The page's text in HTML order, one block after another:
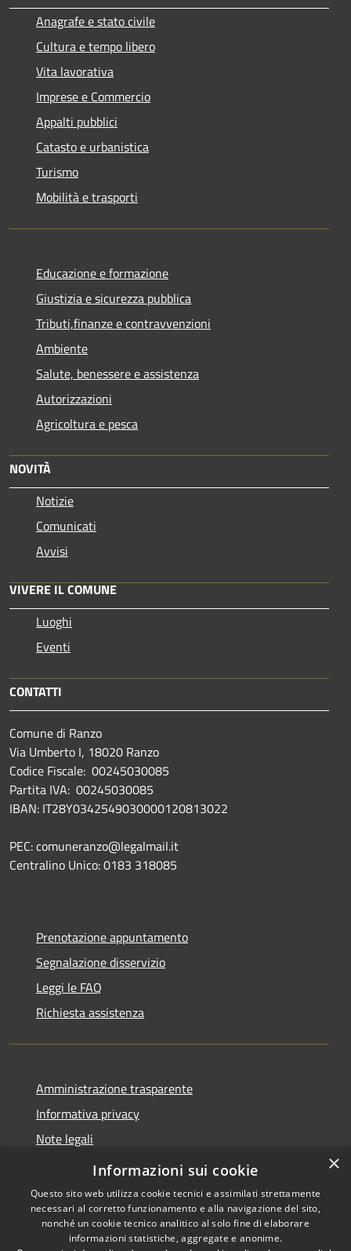
Anagrafe e stato civile
Cultura e tempo libero
Vita lavorativa
Imprese e Commercio
Appalti pubblici
Catasto e urbanistica
Turismo
Mobilità e trasporti
Educazione e formazione
Giustizia e sicurezza pubblica
Tributi,finanze e contravvenzioni
Ambiente
Salute, benessere e assistenza
Autorizzazioni
Agricoltura e pesca
NOVITÀ
Notizie
Comunicati
Avvisi
VIVERE IL COMUNE
Luoghi
Eventi
CONTATTI
Comune di Ranzo
Via Umberto I, 18020 Ranzo
Codice Fiscale: 00245030085
Partita IVA: 00245030085
IBAN: IT28Y0342549030000120813022
PEC: comuneranzo@legalmail.it
Centralino Unico: 0183 318085
Prenotazione appuntamento
Segnalazione disservizio
Leggi le FAQ
Richiesta assistenza
Amministrazione trasparente
Informativa privacy
Note legali
Dichiarazione di accessibilità
Copyright © 2026 • Comune di
×
Informazioni sui cookie
Questo sito web utilizza cookie tecnici e assimilati strettamente
necessari al corretto funzionamento e alla navigazione del sito,
nonché un cookie tecnico analitico al solo fine di elaborare
informazioni statistiche, aggregate e anonime.